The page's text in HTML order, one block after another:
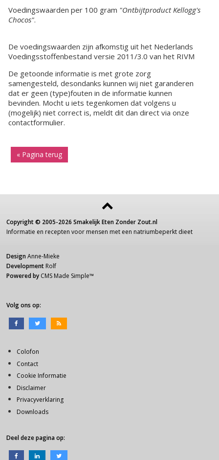
Voedingswaarden per 100 gram "Ontbijtproduct Kellogg's
Chocos".
De voedingswaarden zijn afkomstig uit het Nederlands
Voedingsstoffenbestand versie 2011/3.0 van het RIVM
De getoonde informatie is met grote zorg
samengesteld, desondanks kunnen wij niet garanderen
dat er geen (type)fouten in de informatie kunnen
bevinden. Mocht u iets tegenkomen dat volgens u
(mogelijk) niet correct is, meldt dit dan direct via onze
contactformulier.
« Pagina terug
Copyright © 2005-2026 Smakelijk Eten Zonder Zout.nl
Informatie en recepten voor mensen met een natriumbeperkt dieet
Design Anne-Mieke
Development Rolf
Powered by CMS Made Simple™
Volg ons op:
Colofon
Contact
Cookie Informatie
Disclaimer
Privacyverklaring
Downloads
Deel deze pagina op: